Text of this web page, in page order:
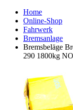
Home
Online-Shop
Fahrwerk
Bremsanlage
Bremsbeläge
290 1800kg